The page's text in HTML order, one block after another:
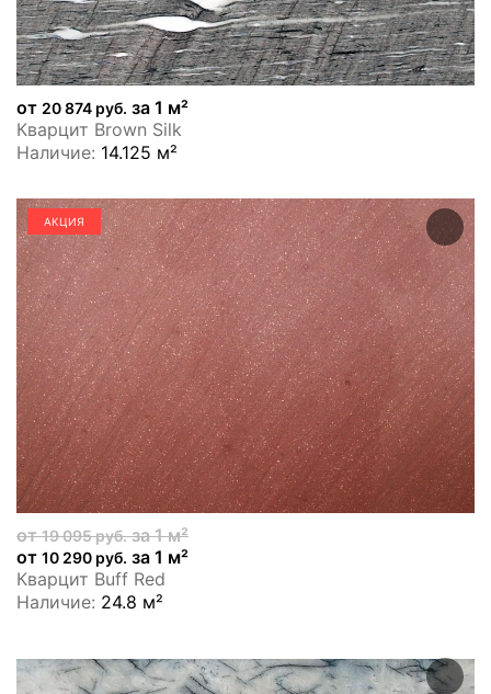
от 20 874 руб. за 1 м²
Кварцит Brown Silk
Наличие: 14.125 м²
АКЦИЯ
от19 095 руб.за 1 м²
от 10 290 руб. за 1 м²
Кварцит Buff Red
Наличие: 24.8 м²